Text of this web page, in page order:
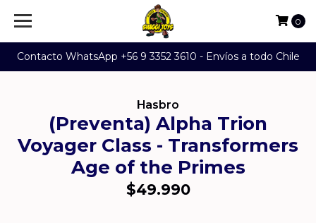
Contacto WhatsApp +56 9 3352 3610 - Envíos a todo Chile
0
Hasbro
(Preventa) Alpha Trion
Voyager Class - Transformers
Age of the Primes
$49.990